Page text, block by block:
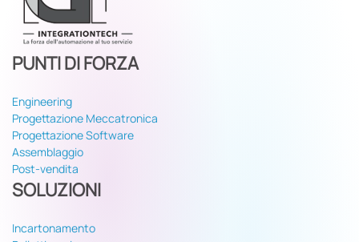
PUNTI DI FORZA
Engineering
Progettazione Meccatronica
Progettazione Software
Assemblaggio
Post-vendita
SOLUZIONI
Incartonamento